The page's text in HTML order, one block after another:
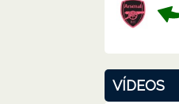
VÍDEOS